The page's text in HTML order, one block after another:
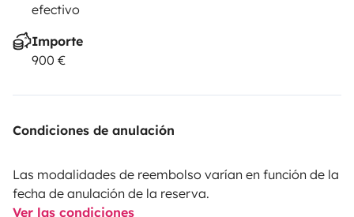
efectivo
Importe
900 €
Condiciones de anulación
Las modalidades de reembolso varían en función de la
fecha de anulación de la reserva.
Ver las condiciones